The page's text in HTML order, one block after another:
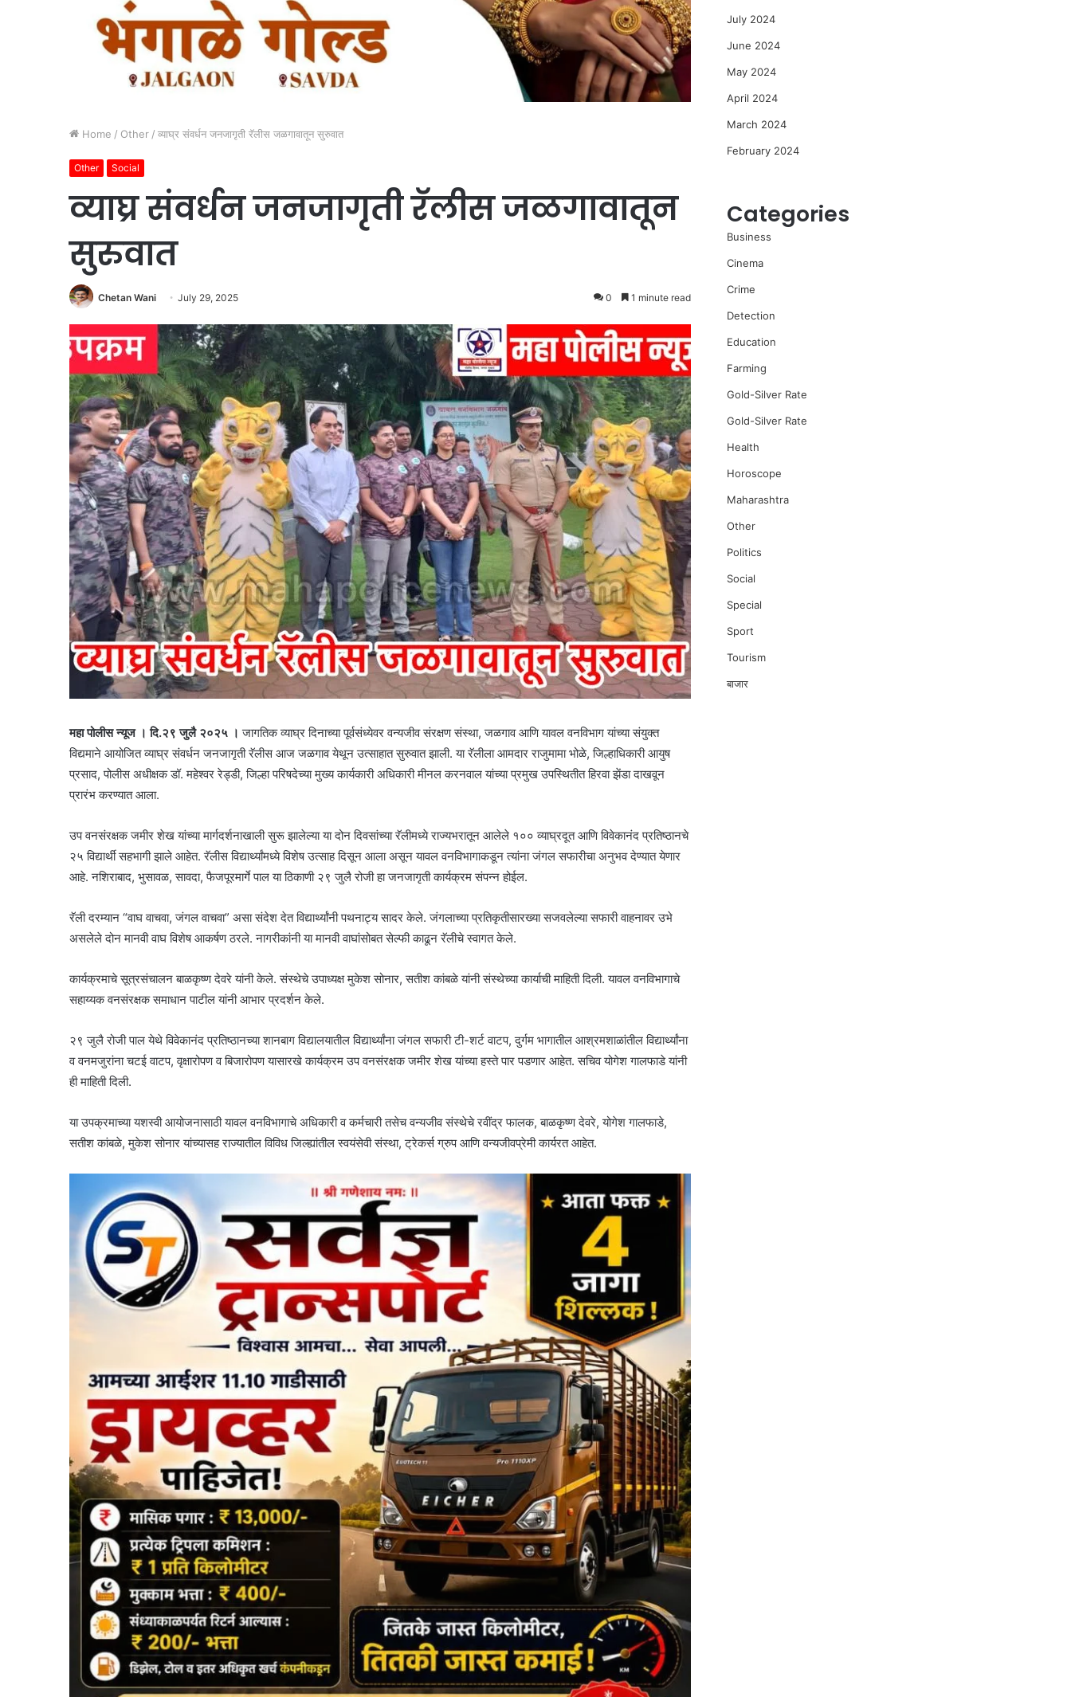
Home / Other / व्याघ्र संवर्धन जनजागृती रॅलीस जळगावातून सुरुवात
Other Social
व्याघ्र संवर्धन जनजागृती रॅलीस जळगावातून
सुरुवात
Chetan Wani July 29, 2025 0 1 minute read
महा पोलीस न्यूज । दि.२९ जुलै २०२५ ।जागतिक व्याघ्र दिनाच्या पूर्वसंध्येवर वन्यजीव संरक्षण संस्था, जळगाव आणि यावल वनविभाग यांच्या संयुक्त
विद्यमाने आयोजित व्याघ्र संवर्धन जनजागृती रॅलीस आज जळगाव येथून उत्साहात सुरुवात झाली. या रॅलीला आमदार राजुमामा भोळे, जिल्हाधिकारी आयुष
प्रसाद, पोलीस अधीक्षक डॉ. महेश्वर रेड्डी, जिल्हा परिषदेच्या मुख्य कार्यकारी अधिकारी मीनल करनवाल यांच्या प्रमुख उपस्थितीत हिरवा झेंडा दाखवून
प्रारंभ करण्यात आला.
उप वनसंरक्षक जमीर शेख यांच्या मार्गदर्शनाखाली सुरू झालेल्या या दोन दिवसांच्या रॅलीमध्ये राज्यभरातून आलेले १०० व्याघ्रदूत आणि विवेकानंद प्रतिष्ठानचे
२५ विद्यार्थी सहभागी झाले आहेत. रॅलीस विद्यार्थ्यांमध्ये विशेष उत्साह दिसून आला असून यावल वनविभागाकडून त्यांना जंगल सफारीचा अनुभव देण्यात येणार
आहे. नशिराबाद, भुसावळ, सावदा, फैजपूरमार्गे पाल या ठिकाणी २९ जुलै रोजी हा जनजागृती कार्यक्रम संपन्न होईल.
रॅली दरम्यान “वाघ वाचवा, जंगल वाचवा” असा संदेश देत विद्यार्थ्यांनी पथनाट्य सादर केले. जंगलाच्या प्रतिकृतीसारख्या सजवलेल्या सफारी वाहनावर उभे
असलेले दोन मानवी वाघ विशेष आकर्षण ठरले. नागरीकांनी या मानवी वाघांसोबत सेल्फी काढून रॅलीचे स्वागत केले.
कार्यक्रमाचे सूत्रसंचालन बाळकृष्ण देवरे यांनी केले. संस्थेचे उपाध्यक्ष मुकेश सोनार, सतीश कांबळे यांनी संस्थेच्या कार्याची माहिती दिली. यावल वनविभागाचे
सहाय्यक वनसंरक्षक समाधान पाटील यांनी आभार प्रदर्शन केले.
२९ जुलै रोजी पाल येथे विवेकानंद प्रतिष्ठानच्या शानबाग विद्यालयातील विद्यार्थ्यांना जंगल सफारी टी-शर्ट वाटप, दुर्गम भागातील आश्रमशाळांतील विद्यार्थ्यांना
व वनमजुरांना चटई वाटप, वृक्षारोपण व बिजारोपण यासारखे कार्यक्रम उप वनसंरक्षक जमीर शेख यांच्या हस्ते पार पडणार आहेत. सचिव योगेश गालफाडे यांनी
ही माहिती दिली.
या उपक्रमाच्या यशस्वी आयोजनासाठी यावल वनविभागाचे अधिकारी व कर्मचारी तसेच वन्यजीव संस्थेचे रवींद्र फालक, बाळकृष्ण देवरे, योगेश गालफाडे,
सतीश कांबळे, मुकेश सोनार यांच्यासह राज्यातील विविध जिल्ह्यांतील स्वयंसेवी संस्था, ट्रेकर्स ग्रुप आणि वन्यजीवप्रेमी कार्यरत आहेत.
July 2024
June 2024
May 2024
April 2024
March 2024
February 2024
Categories
Business
Cinema
Crime
Detection
Education
Farming
Gold-Silver Rate
Gold-Silver Rate
Health
Horoscope
Maharashtra
Other
Politics
Social
Special
Sport
Tourism
बाजार